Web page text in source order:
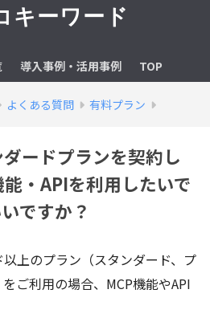
導入事例・活用事例 TOP
よくある質問 有料プラン
ードプランを契約し
・APIを利用したいで
ですか？
上のプラン（スタンダード、プ
ご利用の場合、MCP機能やAPI